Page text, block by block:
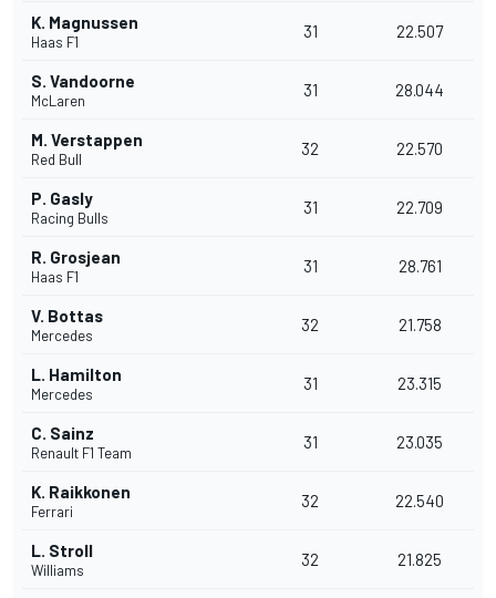
K. Magnussen
Haas F1
31 22.507
S. Vandoorne
McLaren
31 28.044
M. Verstappen
Red Bull
32 22.570
P. Gasly
Racing Bulls
31 22.709
R. Grosjean
Haas F1
31 28.761
V. Bottas
Mercedes
32 21.758
L. Hamilton
Mercedes
31 23.315
C. Sainz
Renault F1 Team
31 23.035
K. Raikkonen
Ferrari
32 22.540
L. Stroll
Williams
32 21.825